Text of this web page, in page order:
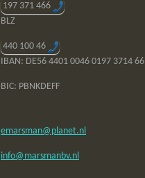
197 371 466
BLZ
440 100 46
IBAN: DE56 4401 0046 0197 3714 66
BIC: PBNKDEFF
emarsman@planet.nl
info@marsmanbv.nl